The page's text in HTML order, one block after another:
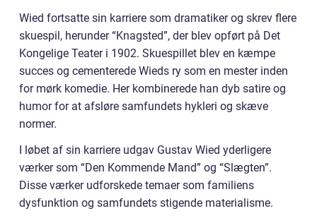
Wied fortsatte sin karriere som dramatiker og skrev flere
skuespil, herunder “Knagsted”, der blev opført på Det
Kongelige Teater i 1902. Skuespillet blev en kæmpe
succes og cementerede Wieds ry som en mester inden
for mørk komedie. Her kombinerede han dyb satire og
humor for at afsløre samfundets hykleri og skæve
normer.
I løbet af sin karriere udgav Gustav Wied yderligere
værker som “Den Kommende Mand” og “Slægten”.
Disse værker udforskede temaer som familiens
dysfunktion og samfundets stigende materialisme.